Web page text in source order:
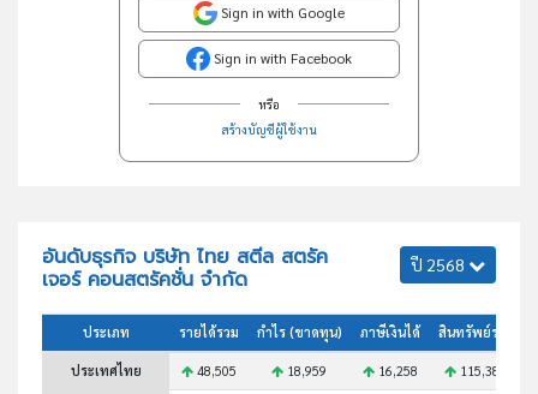
Sign in with Google
Sign in with Facebook
หรือ
สร้างบัญชีผู้ใช้งาน
อันดับธุรกิจ บริษัท ไทย สตีล สตรัค
เจอร์ คอนสตรัคชั่น จำกัด
ปี 2568
ประเภท รายได้รวม กำไร (ขาดทุน) ภาษีเงินได้ สินทรัพย์รวม
ประเทศไทย 48,505 18,959 16,258 115,384